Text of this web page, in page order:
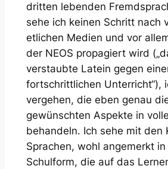
dritten lebenden
sehe ich keinen Schritt nach
etlichen Medien und vor
der NEOS propagiert wird
verstaubte Latein gegen
fortschrittlichen Unterricht“),
vergehen, die eben genau
gewünschten Aspekte in
behandeln. Ich sehe mit den
Sprachen, wohl angemerkt in
Schulform, die auf das